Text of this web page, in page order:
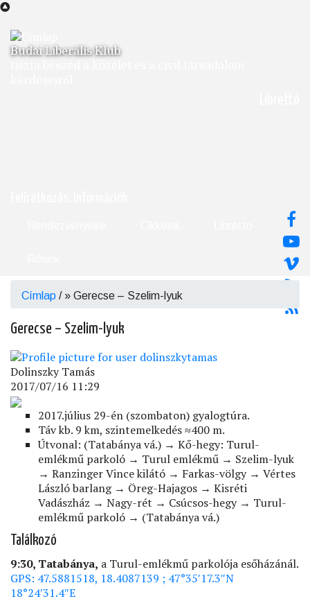
Ugrás
tartalomra
Budai Liberális Klub
Morzsa
Címlap / Gerecse – Szelim-lyuk
Gerecse – Szelim-lyuk
Dolinszky Tamás
2017/07/16 11:29
2017.július 29-én (szombaton) gyalogtúra.
Táv kb. 9 km, szintemelkedés ≈400 m.
Útvonal: (Tatabánya vá.) → Kő-hegy: Turul-
emlékmű parkoló → Turul emlékmű → Szelim-lyuk
→ Ranzinger Vince kilátó → Farkas-völgy → Vértes
László barlang → Öreg-Hajagos → Kisréti
Vadászház → Nagy-rét → Csúcsos-hegy → Turul-
emlékmű parkoló → (Tatabánya vá.)
Találkozó
9:30, Tatabánya, a Turul-emlékmű parkolója esőházánál.
GPS: 47.5881518, 18.4087139 ; 47°35′17.3″N
18°24′31.4″E